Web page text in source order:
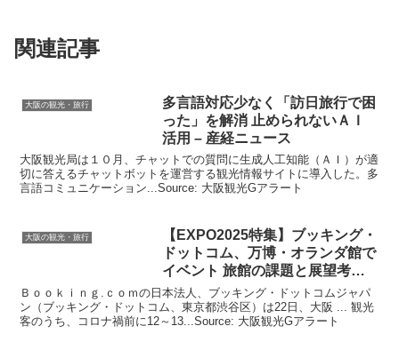
関連記事
大阪の観光・旅行
多言語対応少なく「訪日旅行で困
った」を解消 止められないＡＩ
活用 – 産経ニュース
大阪観光局は１０月、チャットでの質問に生成人工知能（ＡＩ）が適
切に答えるチャットボットを運営する観光情報サイトに導入した。多
言語コミュニケーション...Source: 大阪観光Gアラート
大阪の観光・旅行
【EXPO2025特集】ブッキング・
ドットコム、万博・オランダ館で
イベント 旅館の課題と展望考え
る
Ｂｏｏｋｉｎｇ.ｃｏｍの日本法人、ブッキング・ドットコムジャパ
ン（ブッキング・ドットコム、東京都渋谷区）は22日、大阪 ... 観光
客のうち、コロナ禍前に12～13...Source: 大阪観光Gアラート